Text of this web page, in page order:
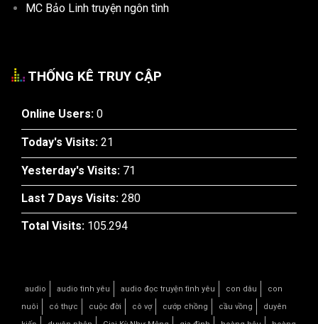
MC Bảo Linh truyện ngôn tình
THỐNG KÊ TRUY CẬP
Online Users: 0
Today's Visits: 21
Yesterday's Visits: 71
Last 7 Days Visits: 280
Total Visits: 105.294
audio audio tình yêu audio đọc truyện tình yêu con dâu
con
nuôi
có thực cuộc đời cô vợ cướp chồng cầu vồng
duyên